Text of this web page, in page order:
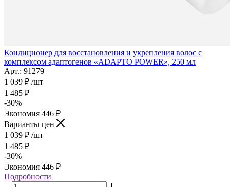
Кондиционер для восстановления и укрепления волос с
комплексом адаптогенов «ADAPTO POWER», 250 мл
Арт.: 91279
1 039 ₽ /шт
1 485 ₽
-30%
Экономия 446 ₽
Варианты цен
1 039 ₽ /шт
1 485 ₽
-30%
Экономия 446 ₽
Подробности